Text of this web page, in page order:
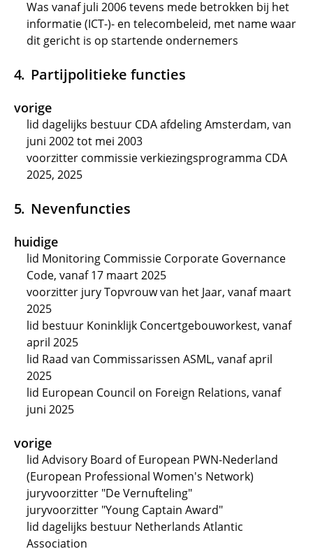
Was vanaf juli 2006 tevens mede betrokken bij het
informatie (ICT-)- en telecombeleid, met name waar
dit gericht is op startende ondernemers
Partijpolitieke functies
vorige
lid dagelijks bestuur CDA afdeling Amsterdam, van
juni 2002 tot mei 2003
voorzitter commissie verkiezingsprogramma CDA
2025, 2025
Nevenfuncties
huidige
lid Monitoring Commissie Corporate Governance
Code, vanaf 17 maart 2025
voorzitter jury Topvrouw van het Jaar, vanaf maart
2025
lid bestuur Koninklijk Concertgebouworkest, vanaf
april 2025
lid Raad van Commissarissen ASML, vanaf april
2025
lid European Council on Foreign Relations, vanaf
juni 2025
vorige
lid Advisory Board of European PWN-Nederland
(European Professional Women's Network)
juryvoorzitter "De Vernufteling"
juryvoorzitter "Young Captain Award"
lid dagelijks bestuur Netherlands Atlantic
Association